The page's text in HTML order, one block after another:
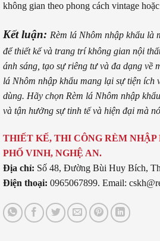
không gian theo phong cách vintage
Kết luận: Rèm lá Nhôm nhập khẩu là
để thiết kế và trang trí không gian nội
ánh sáng, tạo sự riêng tư và đa dạng về
lá Nhôm nhập khẩu mang lại sự tiện ích
dùng. Hãy chọn Rèm lá Nhôm nhập
và tận hưởng sự tinh tế và hiện đại mà
THIẾT KẾ, THI CÔNG RÈM
PHỐ VINH, NGHỆ AN.
Địa chỉ: Số 48, Đường Bùi Huy Bích,
Điện thoại: 0965067899. Email: